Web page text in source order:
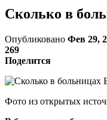
Сколько в
Опубликовано Фев 29,
269
Поделится
Фото из открытых